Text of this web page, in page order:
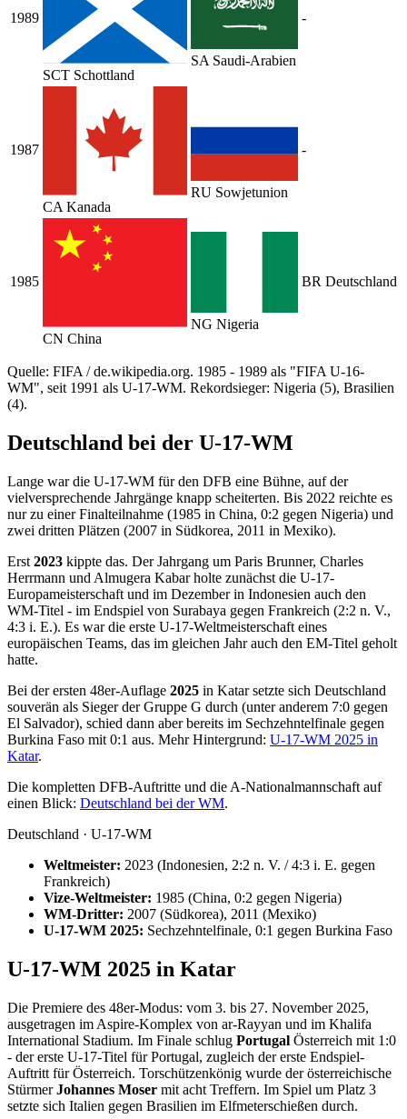
1989
SCT Schottland
SA Saudi-Arabien
-
1987
CA Kanada
RU Sowjetunion
-
1985
CN China
NG Nigeria
BR Deutschland
Quelle: FIFA / de.wikipedia.org. 1985 - 1989 als "FIFA U-16-
WM", seit 1991 als U-17-WM. Rekordsieger: Nigeria (5), Brasilien
(4).
Deutschland bei der U-17-WM
Lange war die U-17-WM für den DFB eine Bühne, auf der
vielversprechende Jahrgänge knapp scheiterten. Bis 2022 reichte es
nur zu einer Finalteilnahme (1985 in China, 0:2 gegen Nigeria) und
zwei dritten Plätzen (2007 in Südkorea, 2011 in Mexiko).
Erst 2023 kippte das. Der Jahrgang um Paris Brunner, Charles
Herrmann und Almugera Kabar holte zunächst die U-17-
Europameisterschaft und im Dezember in Indonesien auch den
WM-Titel - im Endspiel von Surabaya gegen Frankreich (2:2 n. V.,
4:3 i. E.). Es war die erste U-17-Weltmeisterschaft eines
europäischen Teams, das im gleichen Jahr auch den EM-Titel geholt
hatte.
Bei der ersten 48er-Auflage 2025 in Katar setzte sich Deutschland
souverän als Sieger der Gruppe G durch (unter anderem 7:0 gegen
El Salvador), schied dann aber bereits im Sechzehntelfinale gegen
Burkina Faso mit 0:1 aus. Mehr Hintergrund: U-17-WM 2025 in
Katar.
Die kompletten DFB-Auftritte und die A-Nationalmannschaft auf
einen Blick: Deutschland bei der WM.
Deutschland · U-17-WM
Weltmeister: 2023 (Indonesien, 2:2 n. V. / 4:3 i. E. gegen
Frankreich)
Vize-Weltmeister: 1985 (China, 0:2 gegen Nigeria)
WM-Dritter: 2007 (Südkorea), 2011 (Mexiko)
U-17-WM 2025: Sechzehntelfinale, 0:1 gegen Burkina Faso
U-17-WM 2025 in Katar
Die Premiere des 48er-Modus: vom 3. bis 27. November 2025,
ausgetragen im Aspire-Komplex von ar-Rayyan und im Khalifa
International Stadium. Im Finale schlug Portugal Österreich mit 1:0
- der erste U-17-Titel für Portugal, zugleich der erste Endspiel-
Auftritt für Österreich. Torschützenkönig wurde der österreichische
StürmerJohannes Moser mit acht Treffern. Im Spiel um Platz 3
setzte sich Italien gegen Brasilien im Elfmeterschießen durch.